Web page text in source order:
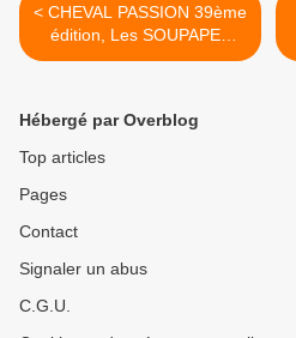
< CHEVAL PASSION 39ème
édition, Les SOUPAPES
AVIGNONNAISES étaient là
Hébergé par Overblog
Top articles
Pages
Contact
Signaler un abus
C.G.U.